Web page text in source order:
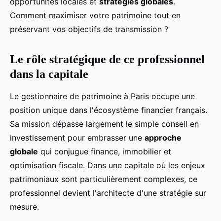
Comment maximiser votre patrimoine tout en
préservant vos objectifs de transmission ?
Le rôle stratégique de ce professionnel
dans la capitale
Le gestionnaire de patrimoine à Paris occupe une
position unique dans l'écosystème financier français.
Sa mission dépasse largement le simple conseil en
investissement pour embrasser une approche
globale qui conjugue finance, immobilier et
optimisation fiscale. Dans une capitale où les enjeux
patrimoniaux sont particulièrement complexes, ce
professionnel devient l'architecte d'une stratégie sur
mesure.